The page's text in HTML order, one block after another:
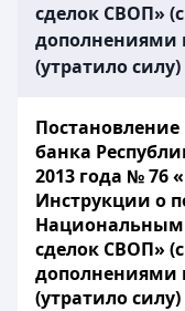
сделок СВОП»
дополнениями
(утратило силу)
банка
2013 года № 76
Инструкции о
Национальным
сделок СВОП»
дополнениями
(утратило силу)